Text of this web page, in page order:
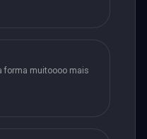
forma muitoooo mais